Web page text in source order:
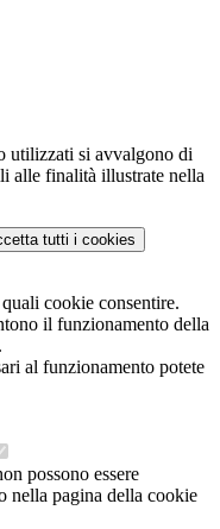
utilizzati si avvalgono di
alle finalità illustrate nella
tutti i cookies
cookie consentire.
il funzionamento della
al funzionamento potete
possono essere
nella pagina della cookie